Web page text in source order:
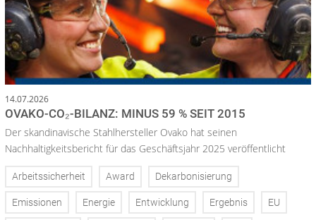
14.07.2026
OVAKO-CO₂-BILANZ: MINUS 59 % SEIT 2015
Der skandinavische Stahlhersteller Ovako hat seinen
Nachhaltigkeitsbericht für das Geschäftsjahr 2025 veröffentlicht
Arbeitssicherheit Award Dekarbonisierung
Emissionen Energie Entwicklung Ergebnis EU